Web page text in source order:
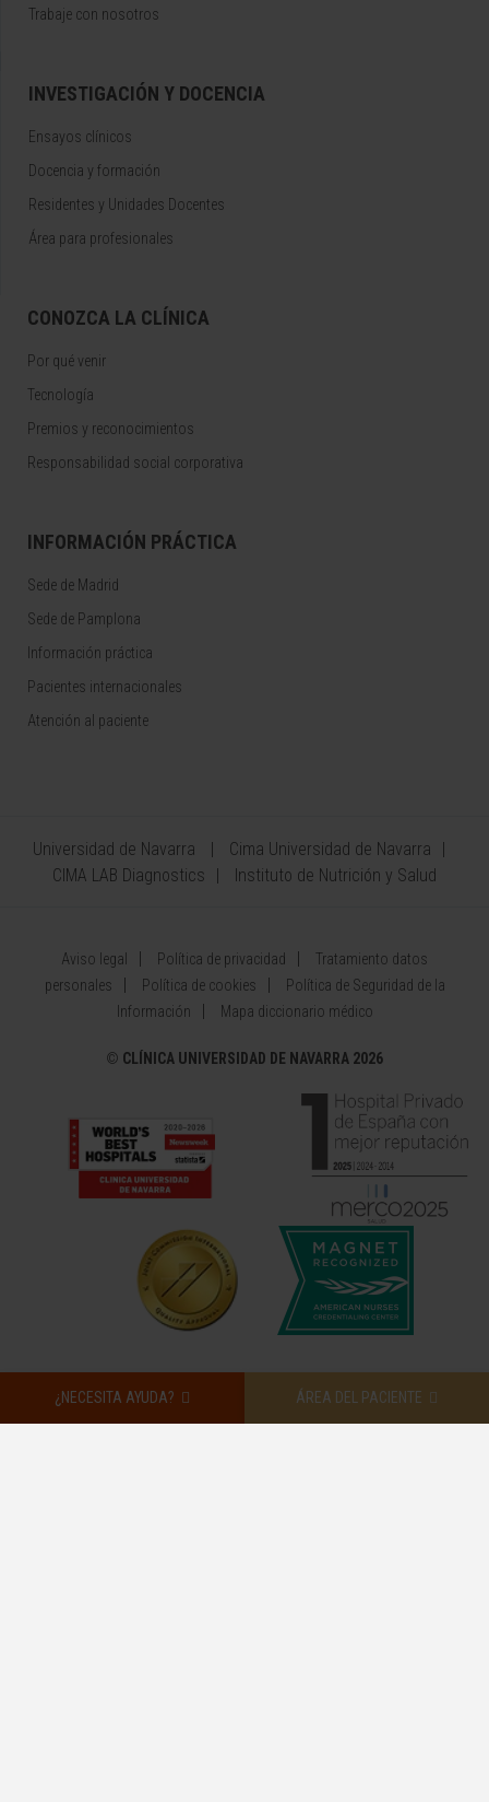
¿NECESITA AYUDA? ÁREA DEL PACIENTE
Trabaje con nosotros
INVESTIGACIÓN Y DOCENCIA
Ensayos clínicos
Docencia y formación
Residentes y Unidades Docentes
Área para profesionales
CONOZCA LA CLÍNICA
Por qué venir
Tecnología
Premios y reconocimientos
Responsabilidad social corporativa
INFORMACIÓN PRÁCTICA
Sede de Madrid
Sede de Pamplona
Información práctica
Pacientes internacionales
Atención al paciente
Universidad de Navarra
Cima Universidad de Navarra
CIMA LAB Diagnostics
Instituto de Nutrición y Salud
Aviso legal Política de privacidad
Tratamiento datos
personales
Política de cookies
Política de Seguridad de la
Información
Mapa diccionario médico
© CLÍNICA UNIVERSIDAD DE NAVARRA 2026